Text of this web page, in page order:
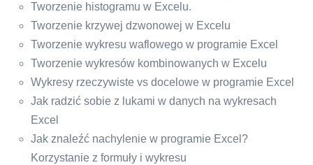
Tworzenie histogramu w Excelu.
Tworzenie krzywej dzwonowej w Excelu
Tworzenie wykresu waflowego w programie Excel
Tworzenie wykresów kombinowanych w Excelu
Wykresy rzeczywiste vs docelowe w programie Excel
Jak radzić sobie z lukami w danych na wykresach
Excel
Jak znaleźć nachylenie w programie Excel?
Korzystanie z formuły i wykresu